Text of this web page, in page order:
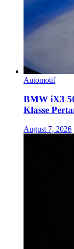
Automotif
BMW iX3
Klasse
August 7, 2026